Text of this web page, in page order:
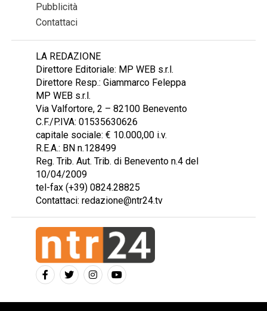
Pubblicità
Contattaci
LA REDAZIONE
Direttore Editoriale: MP WEB s.r.l.
Direttore Resp.: Giammarco Feleppa
MP WEB s.r.l.
Via Valfortore, 2 – 82100 Benevento
C.F./P.IVA: 01535630626
capitale sociale: € 10.000,00 i.v.
R.E.A.: BN n.128499
Reg. Trib. Aut. Trib. di Benevento n.4 del
10/04/2009
tel-fax (+39) 0824.28825
Contattaci: redazione@ntr24.tv